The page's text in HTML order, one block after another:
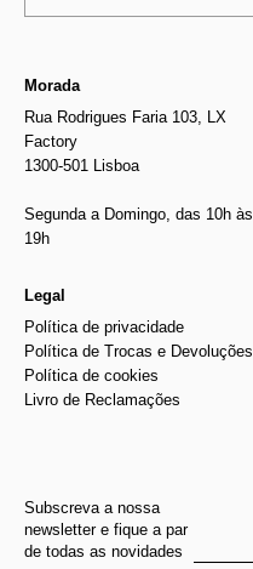
Morada
Rua Rodrigues Faria 103, LX
Factory
1300-501 Lisboa
Segunda a Domingo, das 10h às
19h
Legal
Política de privacidade
Política de Trocas e Devoluções
Política de cookies
Livro de Reclamações
Subscreva a nossa
newsletter e fique a par
de todas as novidades